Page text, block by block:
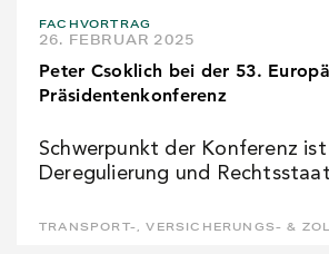
FACHVORTRAG
26. FEBRUAR 2025
Peter Csoklich bei der 53.
Präsidentenkonferenz
Schwerpunkt der Konferenz ist
Deregulierung und
TRANSPORT-, VERSICHERUNGS- &